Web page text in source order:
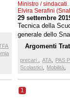
di
Ministro /
Elvira Serafini
29 settembre
Tecnica della
generale dello
retribuzione dei
docenti e Ata,
sulla posizione
Argomenti
precari ,ATA, PAS
Scolastici, Mobilità,
1